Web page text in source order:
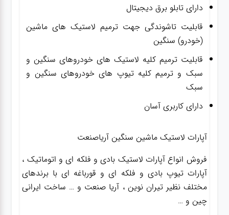
دارای تابلو برق دیجیتال
قابلیت تاشوندگی جهت ترمیم لاستیک های ماشین
(خودرو) سنگین
قابلیت ترمیم کلیه لاستیک های خودروهای سنگین و
سبک و ترمیم کلیه تیوپ های خودروهای سنگین و
سبک
دارای کاربری آسان
آپارات لاستیک ماشین سنگین آریاصنعت
فروش انواع آپارات لاستیک بادی و فلکه ای و اتوماتیک ،
آپارات تیوپ بادی و فلکه ای و قورباغه ای با برندهای
مختلف نظیر تیران نوین ، آریا صنعت و … ساخت ایرانی
چین و …